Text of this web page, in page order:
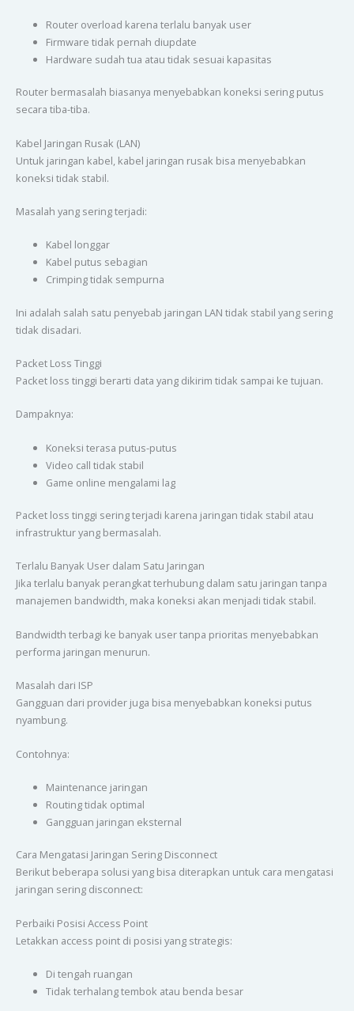
Router overload karena terlalu banyak user
Firmware tidak pernah diupdate
Hardware sudah tua atau tidak sesuai kapasitas
Router bermasalah biasanya menyebabkan koneksi sering putus
secara tiba-tiba.
Kabel Jaringan Rusak (LAN)
Untuk jaringan kabel, kabel jaringan rusak bisa menyebabkan
koneksi tidak stabil.
Masalah yang sering terjadi:
Kabel longgar
Kabel putus sebagian
Crimping tidak sempurna
Ini adalah salah satu penyebab jaringan LAN tidak stabil yang sering
tidak disadari.
Packet Loss Tinggi
Packet loss tinggi berarti data yang dikirim tidak sampai ke tujuan.
Dampaknya:
Koneksi terasa putus-putus
Video call tidak stabil
Game online mengalami lag
Packet loss tinggi sering terjadi karena jaringan tidak stabil atau
infrastruktur yang bermasalah.
Terlalu Banyak User dalam Satu Jaringan
Jika terlalu banyak perangkat terhubung dalam satu jaringan tanpa
manajemen bandwidth, maka koneksi akan menjadi tidak stabil.
Bandwidth terbagi ke banyak user tanpa prioritas menyebabkan
performa jaringan menurun.
Masalah dari ISP
Gangguan dari provider juga bisa menyebabkan koneksi putus
nyambung.
Contohnya:
Maintenance jaringan
Routing tidak optimal
Gangguan jaringan eksternal
Cara Mengatasi Jaringan Sering Disconnect
Berikut beberapa solusi yang bisa diterapkan untuk cara mengatasi
jaringan sering disconnect:
Perbaiki Posisi Access Point
Letakkan access point di posisi yang strategis:
Di tengah ruangan
Tidak terhalang tembok atau benda besar